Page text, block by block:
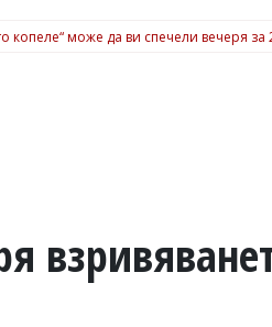
копеле“ може да ви спечели вечеря за